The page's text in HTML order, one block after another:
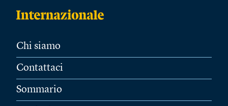
Chi siamo
Contattaci
Sommario